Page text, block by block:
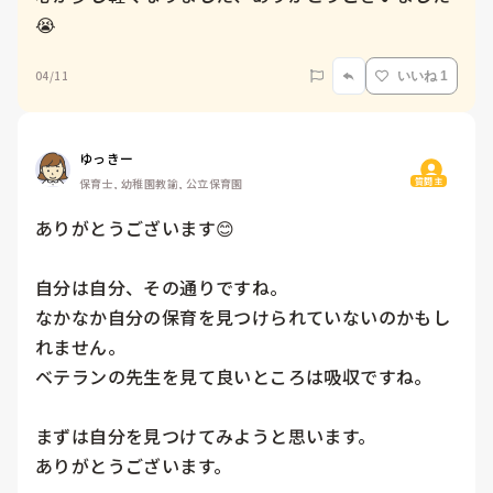
😭
04/11 いいね 1
ゆっきー
保育士, 幼稚園教諭, 公立保育園 質問主
ありがとうございます😊
自分は自分、その通りですね。
なかなか自分の保育を見つけられていないのかもし
れません。
ベテランの先生を見て良いところは吸収ですね。
まずは自分を見つけてみようと思います。
ありがとうございます。